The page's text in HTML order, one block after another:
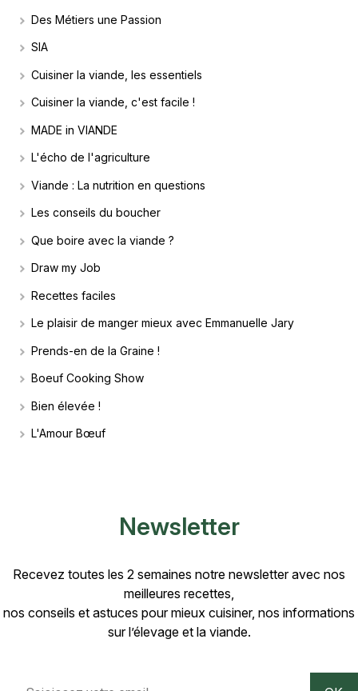
Des Métiers une Passion
SIA
Cuisiner la viande, les essentiels
Cuisiner la viande, c'est facile !
MADE in VIANDE
L'écho de l'agriculture
Viande : La nutrition en questions
Les conseils du boucher
Que boire avec la viande ?
Draw my Job
Recettes faciles
Le plaisir de manger mieux avec Emmanuelle Jary
Prends-en de la Graine !
Boeuf Cooking Show
Bien élevée !
L'Amour Bœuf
Newsletter
Recevez toutes les 2 semaines notre newsletter avec nos
meilleures recettes,
nos conseils et astuces pour mieux cuisiner, nos informations
sur l’élevage et la viande.